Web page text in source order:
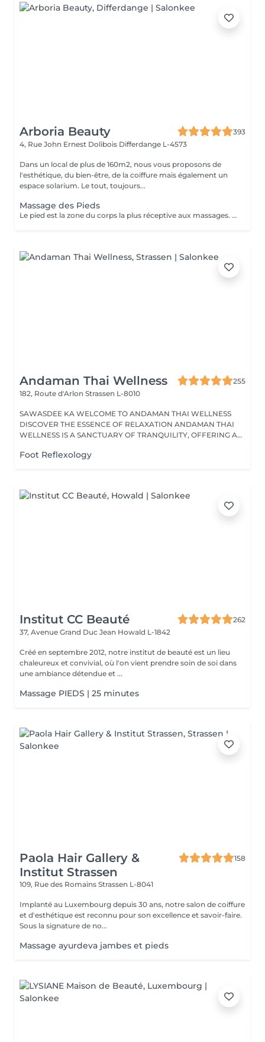
Arboria Beauty
393
4, Rue John Ernest Dolibois Differdange L-4573
Dans un local de plus de 160m2, nous vous proposons de
l'esthétique, du bien-être, de la coiffure mais également un
espace solarium. Le tout, toujours...
Massage des Pieds
Le pied est la zone du corps la plus réceptive aux massages. Nos pieds nous supportent au quotidien et nous oublions souvent d'en prendre soin. Ils sont composés de multiples terminaisons nerveuses qui influent sur l'ensemble de notre organisme. Quand nous avons mal aux pieds ne ressentons nous pas une grande fatigue ? Le massage des pieds stimule la circulation sanguine et permet d'évacuer le stress. Il active le drainage lymphatique et aide à l'élimination des toxines. Il procure bien être et détente. Senteurs aux choix: Fleur de Tiaré, Thé vert Jasmin, Rose Litchi, Cédra Passion
Andaman Thai Wellness
255
182, Route d'Arlon Strassen L-8010
SAWASDEE KA WELCOME TO ANDAMAN THAI WELLNESS
DISCOVER THE ESSENCE OF RELAXATION ANDAMAN THAI
WELLNESS IS A SANCTUARY OF TRANQUILITY, OFFERING A
Foot Reflexology
Institut CC Beauté
262
37, Avenue Grand Duc Jean Howald L-1842
Créé en septembre 2012, notre institut de beauté est un lieu
chaleureux et convivial, où l'on vient prendre soin de soi dans
une ambiance détendue et ...
Massage PIEDS | 25 minutes
Paola Hair Gallery &
Institut Strassen
158
109, Rue des Romains Strassen L-8041
Implanté au Luxembourg depuis 30 ans, notre salon de coiffure
et d'esthétique est reconnu pour son excellence et savoir-faire.
Sous la signature de no...
Massage ayurdeva jambes et pieds